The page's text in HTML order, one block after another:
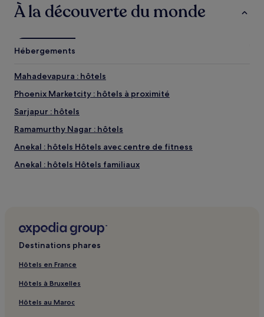
À la découverte du monde
Hébergements
Mahadevapura : hôtels
Phoenix Marketcity : hôtels à proximité
Sarjapur : hôtels
Ramamurthy Nagar : hôtels
Anekal : hôtels Hôtels avec centre de fitness
Anekal : hôtels Hôtels familiaux
Kas Officers Colony : hôtels
Devanahalli : hôtels Hôtels avec parking
Old Airport Road : hôtels à proximité
Intel Technology India : hôtels à proximité
Ub City : hôtels à proximité
Destinations phares
Hôtels en France
Hôtels à Bruxelles
Hôtels au Maroc